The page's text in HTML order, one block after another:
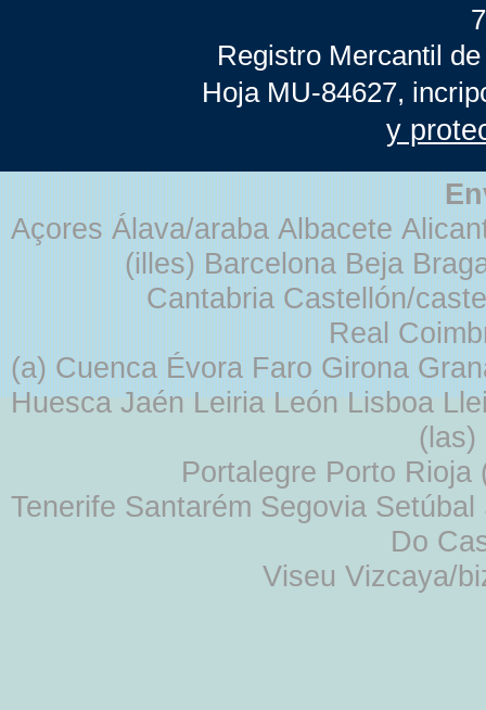
Registro Mercantil
Hoja MU-84627,
y
Açores Álava/araba Albacete
(illes) Barcelona Beja
Cantabria Castellón/
Real
(a) Cuenca Évora Faro Girona
Huesca Jaén Leiria León Lisboa
Portalegre Porto
Tenerife Santarém Segovia
Do
Viseu Vizcaya/